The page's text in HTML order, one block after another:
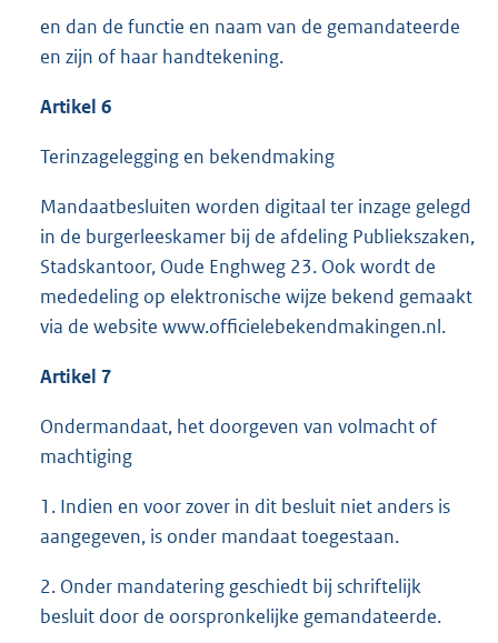
en dan de functie en naam van de gemandateerde
en zijn of haar handtekening.
Artikel 6
Terinzagelegging en bekendmaking
Mandaatbesluiten worden digitaal ter inzage gelegd
in de burgerleeskamer bij de afdeling Publiekszaken,
Stadskantoor, Oude Enghweg 23. Ook wordt de
mededeling op elektronische wijze bekend gemaakt
via de website www.officielebekendmakingen.nl.
Artikel 7
Ondermandaat, het doorgeven van volmacht of
machtiging
1. Indien en voor zover in dit besluit niet anders is
aangegeven, is onder mandaat toegestaan.
2. Onder mandatering geschiedt bij schriftelijk
besluit door de oorspronkelijke gemandateerde.